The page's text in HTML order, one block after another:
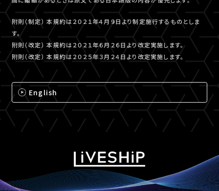
附則（制定） 本規約は２０２１年４月９日より制定施行するものとしま
す。
附則（改定） 本規約は２０２１年６月２６日より改定実施します。
附則（改定） 本規約は２０２５年３月２４日より改定実施します。
English